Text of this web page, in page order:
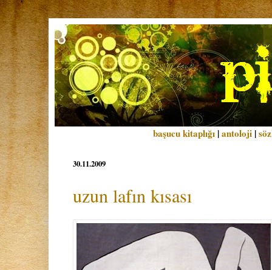
başucu kitaplığı |antoloji |
30.11.2009
uzun lafın kısası